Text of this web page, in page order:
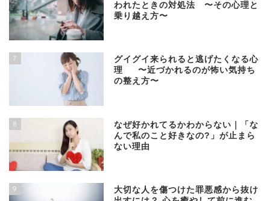
われたときの対処法 〜その心理と
乗り越え方〜
7
グイグイ来られると逃げたくなる心
理 〜近づかれるのが怖い気持ち
の整え方〜
8
なぜ好かれてるかわからない｜「な
んで私のこと好きなの?」が止まら
ない理由
9
大切な人を傷つけた罪悪感から抜け